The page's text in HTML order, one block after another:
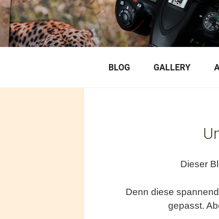
Skip
to
content
Wildlife Experience
BLOG GALLERY
Dieser
Denn diese
gepasst.